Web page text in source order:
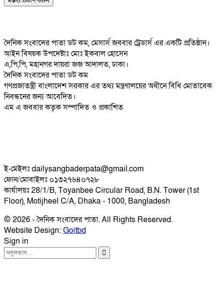
দৈনিক সংবাদের পাতা ডট কম, মেসার্স জববার ট্রেডার্স এর একটি প্রতিষ্ঠান।
আইন বিষয়ক উপদেষ্টাঃ মোঃ ইকবাল হোসেন
এ,পি,পি, মহানগর দায়রা জজ আদালত, ঢাকা।
দৈনিক সংবাদের পাতা ডট কম
গণপ্রজাতন্ত্রী বাংলাদেশ সরকার এর তথ্য মন্ত্রণালয়ের অধীনে বিধি মোতাবেক
নিবন্ধনের জন্য আবেদিত।
এম এ জববার কতৃক সম্পাদিত ও প্রকাশিত
ই-মেইলঃ dailysangbaderpata@gmail.com
ফোন/মোবাইলঃ ০১৩২৭৬৪০৭২৮
কার্যালয়ঃ 28/1/B, Toyanbee Circular Road, B.N. Tower (1st
Floor), Motijheel C/A, Dhaka - 1000, Bangladesh
© 2026 - দৈনিক সংবাদের পাতা. All Rights Reserved.
Website Design:Goitbd
Sign in